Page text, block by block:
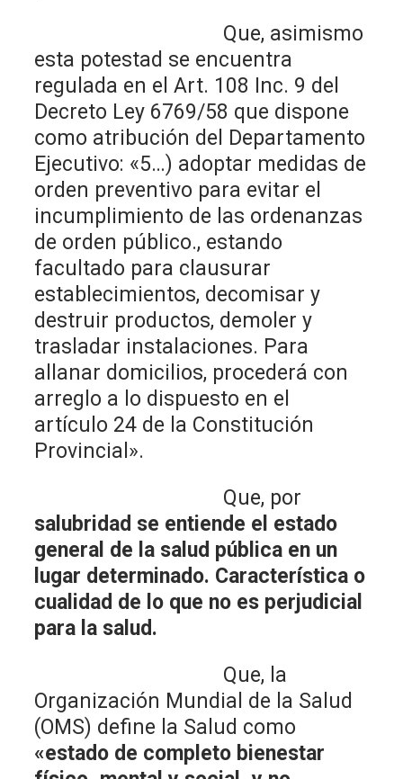
Que, asimismo
esta potestad se encuentra
regulada en el Art. 108 Inc. 9 del
Decreto Ley 6769/58 que dispone
como atribución del Departamento
Ejecutivo: «5…) adoptar medidas de
orden preventivo para evitar el
incumplimiento de las ordenanzas
de orden público., estando
facultado para clausurar
establecimientos, decomisar y
destruir productos, demoler y
trasladar instalaciones. Para
allanar domicilios, procederá con
arreglo a lo dispuesto en el
artículo 24 de la Constitución
Provincial».
Que, por
salubridad se entiende el estado
general de la salud pública en un
lugar determinado. Característica o
cualidad de lo que no es perjudicial
para la salud.
Que, la
Organización Mundial de la Salud
(OMS) define la Salud como
«estado de completo bienestar